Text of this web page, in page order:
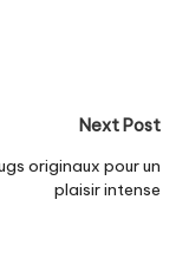
Next Post
originaux pour un
plaisir intense